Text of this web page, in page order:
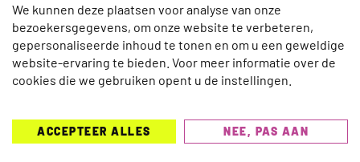
MEEST GELEZEN AFGELOPEN 7
DAGEN
We kunnen deze plaatsen voor analyse van onze
bezoekersgegevens, om onze website te verbeteren,
gepersonaliseerde inhoud te tonen en om u een geweldige
website-ervaring te bieden. Voor meer informatie over de
cookies die we gebruiken opent u de instellingen.
ACCEPTEER ALLES NEE, PAS AAN